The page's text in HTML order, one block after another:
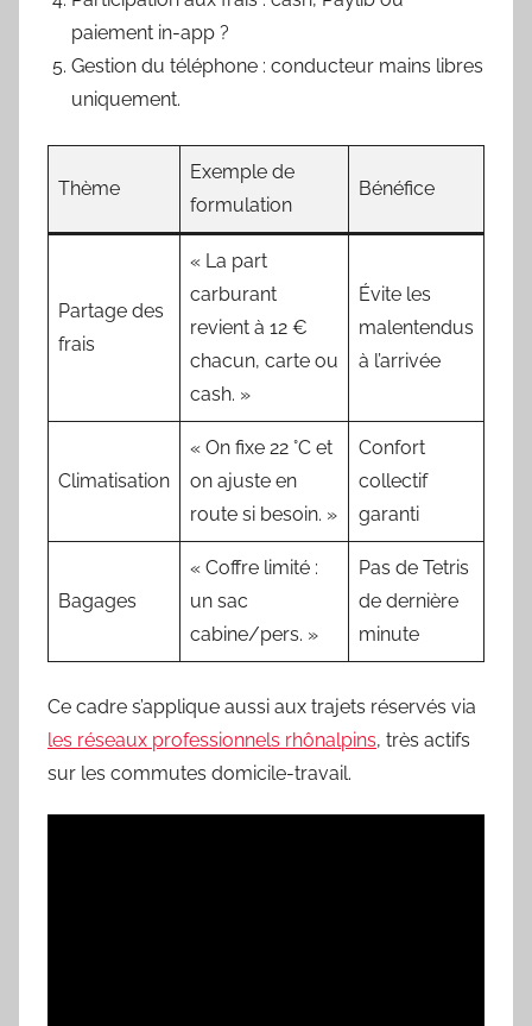
paiement in-app ?
Gestion du téléphone : conducteur mains libres
uniquement.
Thème
Exemple de
formulation
Bénéfice
Partage des
frais
« La part
carburant
revient à 12 €
chacun, carte ou
cash. »
Évite les
malentendus
à l’arrivée
Climatisation
« On fixe 22 °C et
on ajuste en
route si besoin. »
Confort
collectif
garanti
Bagages
« Coffre limité :
un sac
cabine/pers. »
Pas de Tetris
de dernière
minute
Ce cadre s’applique aussi aux trajets réservés via
les réseaux professionnels rhônalpins, très actifs
sur les commutes domicile-travail.